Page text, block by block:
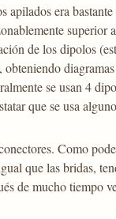
apilados era
superior
de los dipolos
se usan 4
que se usa
Como
que las bridas,
de mucho tiempo